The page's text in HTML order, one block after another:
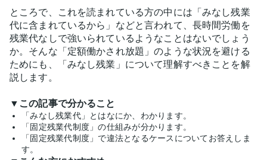
ところで、これを読まれている方の中には「みなし残業
代に含まれているから」などと言われて、長時間労働を
残業代なしで強いられているようなことはないでしょう
か。そんな「定額働かされ放題」のような状況を避ける
ためにも、「みなし残業」について理解すべきことを解
説します。
▼この記事で分かること
「みなし残業代」とはなにか、わかります。
「固定残業代制度」の仕組みが分かります。
「固定残業代制度」で違法となるケースについてお答えしま
す。